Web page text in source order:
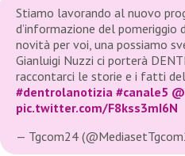
Stiamo lavorando al nuovo
d’informazione del pomeriggio
novità per voi, una possiamo
Gianluigi Nuzzi ci porterà
raccontarci le storie e i fatti
#dentrolanotizia #canale5
pic.twitter.com/F8kss3mI6N
— Tgcom24